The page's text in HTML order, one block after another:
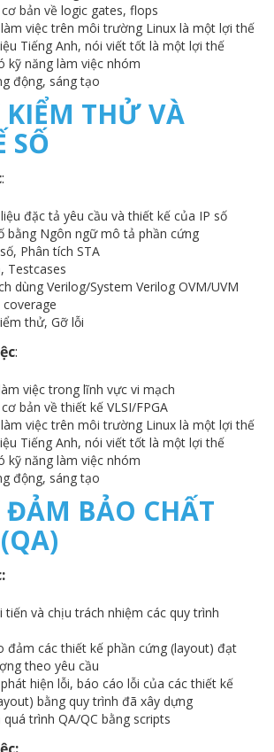
bản về logic gates, flops
việc trên môi trường Linux là một lợi thế
Tiếng Anh, nói viết tốt là một lợi thế
kỹ năng làm việc nhóm
động, sáng tạo
KIỂM THỬ VÀ
SỐ
:
đặc tả yêu cầu và thiết kế của IP số
bằng Ngôn ngữ mô tả phần cứng
Phân tích STA
Testcases
dùng Verilog/System Verilog OVM/UVM
thử, Gỡ lỗi
:
việc trong lĩnh vực vi mạch
bản về thiết kế VLSI/FPGA
việc trên môi trường Linux là một lợi thế
Tiếng Anh, nói viết tốt là một lợi thế
kỹ năng làm việc nhóm
động, sáng tạo
ĐẢM BẢO CHẤT
tiến và chịu trách nhiệm các quy trình
đảm các thiết kế phần cứng (layout) đạt
theo yêu cầu
hiện lỗi, báo cáo lỗi của các thiết kế
bằng quy trình đã xây dựng
trình QA/QC bằng scripts